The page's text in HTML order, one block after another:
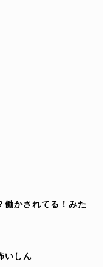
働かされてる！みた
いしん